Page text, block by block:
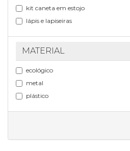
kit caneta em estojo
lápis e lapiseiras
MATERIAL
ecológico
metal
plástico